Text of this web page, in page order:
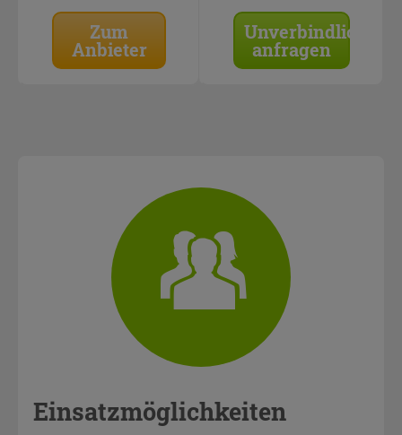
Zum
Anbieter
Unverbindlich
anfragen
Einsatzmöglichkeiten